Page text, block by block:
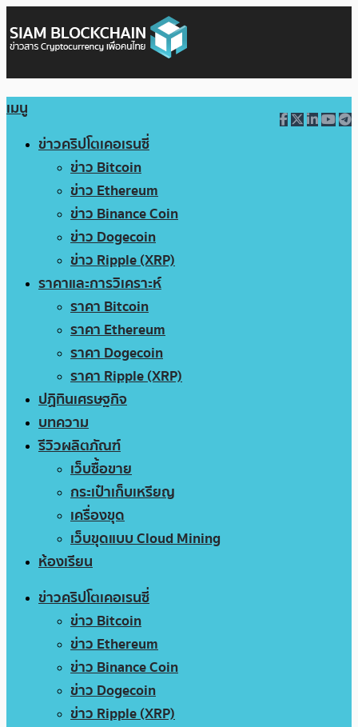
เมนู
ข่าวคริปโตเคอเรนซี่
ข่าว Bitcoin
ข่าว Ethereum
ข่าว Binance Coin
ข่าว Dogecoin
ข่าว Ripple (XRP)
ราคาและการวิเคราะห์
ราคา Bitcoin
ราคา Ethereum
ราคา Dogecoin
ราคา Ripple (XRP)
ปฏิทินเศรษฐกิจ
บทความ
รีวิวผลิตภัณฑ์
เว็บซื้อขาย
กระเป๋าเก็บเหรียญ
เครื่องขุด
เว็บขุดแบบ Cloud Mining
ห้องเรียน
ข่าวคริปโตเคอเรนซี่
ข่าว Bitcoin
ข่าว Ethereum
ข่าว Binance Coin
ข่าว Dogecoin
ข่าว Ripple (XRP)